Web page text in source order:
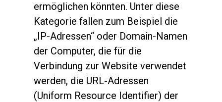
ermöglichen könnten. Unter diese
Kategorie fallen zum Beispiel die
„IP-Adressen“ oder Domain-Namen
der Computer, die für die
Verbindung zur Website verwendet
werden, die URL-Adressen
(Uniform Resource Identifier) der